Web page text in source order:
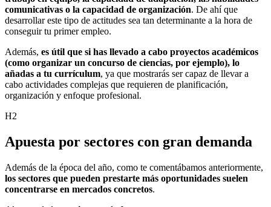
comunicativas o la capacidad de organización. De ahí que
desarrollar este tipo de actitudes sea tan determinante a la hora de
conseguir tu primer empleo.
Además, es útil que si has llevado a cabo proyectos académicos
(como organizar un concurso de ciencias, por ejemplo), lo
añadas a tu currículum, ya que mostrarás ser capaz de llevar a
cabo actividades complejas que requieren de planificación,
organización y enfoque profesional.
H2
Apuesta por sectores con gran demanda
Además de la época del año, como te comentábamos anteriormente,
los sectores que pueden prestarte más oportunidades suelen
concentrarse en mercados concretos.